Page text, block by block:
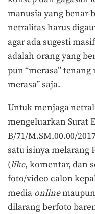
manusia yang benar-
netralitas harus
agar ada sugesti
adalah orang yang
pun “merasa”
merasa” saja.
Untuk menjaga
mengeluarkan Surat
B/71/M.SM.00.00/
satu isinya melarang
(like, komentar, dan
foto/video calon
media onlinemaupun
dilarang berfoto